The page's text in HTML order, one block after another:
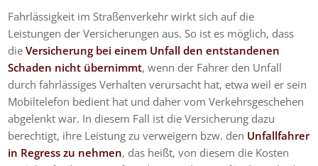
Fahrlässigkeit im Straßenverkehr wirkt sich auf die
Leistungen der Versicherungen aus. So ist es möglich, dass
dieVersicherung bei einem Unfall den entstandenen
Schaden nicht übernimmt, wenn der Fahrer den Unfall
durch fahrlässiges Verhalten verursacht hat, etwa weil er sein
Mobiltelefon bedient hat und daher vom Verkehrsgeschehen
abgelenkt war. In diesem Fall ist die Versicherung dazu
berechtigt, ihre Leistung zu verweigern bzw. den Unfallfahrer
in Regress zu nehmen, das heißt, von diesem die Kosten